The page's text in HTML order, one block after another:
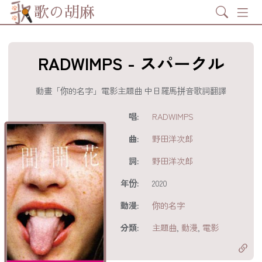
歌の胡麻 Search
RADWIMPS - スパークル
動畫「你的名字」電影主題曲 中日羅馬拼音歌詞翻譯
唱:
RADWIMPS
曲:
野田洋次郎
詞:
野田洋次郎
年份:
2020
動漫:
你的名字
分類:
主題曲 動漫 電影
分享至
享至 X
分享至